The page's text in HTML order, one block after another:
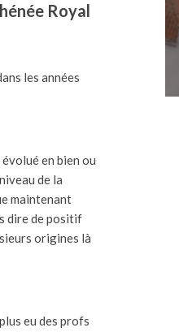
Royal
les années
évolué en bien ou
de la
maintenant
dire de positif
origines là
eu des profs